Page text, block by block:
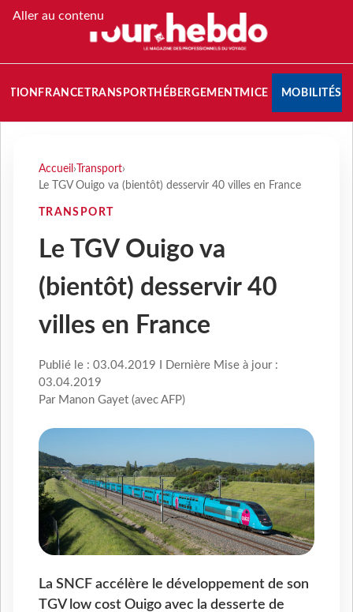
Aller au contenu
FRANCETRANSPORT HÉBERGEMENTMICE MOBILITÉS
Accueil › Transport›
Le TGV Ouigo va (bientôt) desservir 40 villes en France
TRANSPORT
Le TGV Ouigo va
(bientôt) desservir 40
villes en France
Publié le : 03.04.2019 I Dernière Mise à jour :
03.04.2019
Par Manon Gayet (avec AFP)
La SNCF accélère le développement de son
TGV low cost Ouigo avec la desserte de